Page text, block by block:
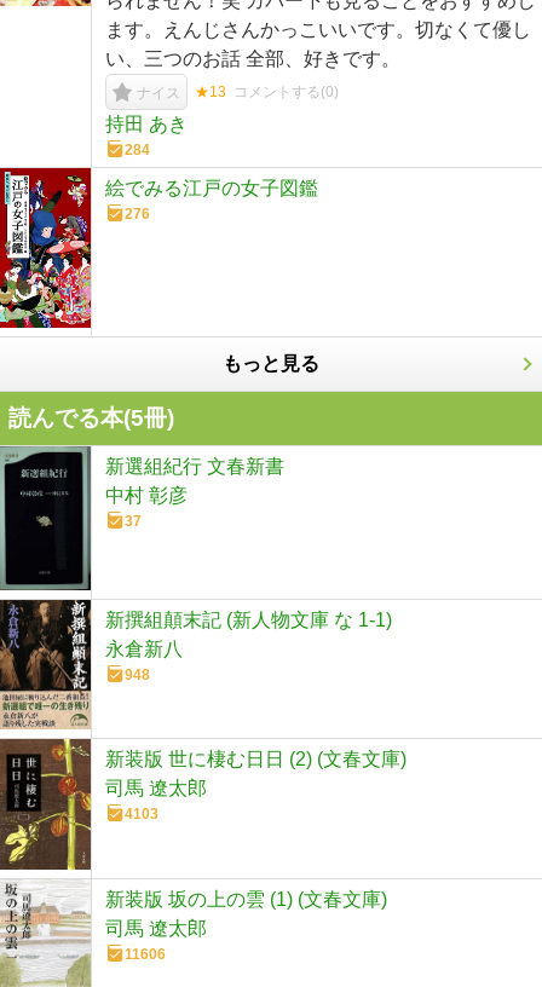
ます。えんじさんかっこいいです。切なくて優し
い、三つのお話 全部、好きです。
ナイス ★13 コメントする(0)
持田 あき
284
絵でみる江戸の女子図鑑
276
もっと見る
読んでる本(5冊)
新選組紀行 文春新書
中村 彰彦
37
新撰組顛末記 (新人物文庫 な 1-1)
永倉新八
948
新装版 世に棲む日日 (2) (文春文庫)
司馬 遼太郎
4103
新装版 坂の上の雲 (1) (文春文庫)
司馬 遼太郎
11606